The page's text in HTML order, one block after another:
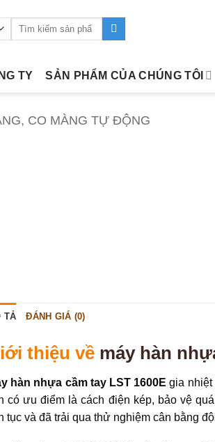
Tìm
TY SẢN PHẨM CỦA CHÚNG TÔI
CO MÀNG TỰ ĐỘNG
TẢ ĐÁNH GIÁ (0)
thiệu về máy hàn
hàn nhựa cầm tay LST 1600E gia nhiệt
có ưu điểm là cách điện kép, bảo vệ
tục và đã trải qua thử nghiệm cân bằng